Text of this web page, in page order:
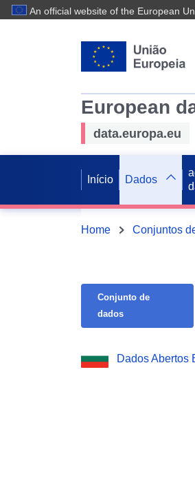
An official website of the European
European
data.europa.eu
Início Dados
Home Conjuntos
Conjunto de
dados
Dados Abertos